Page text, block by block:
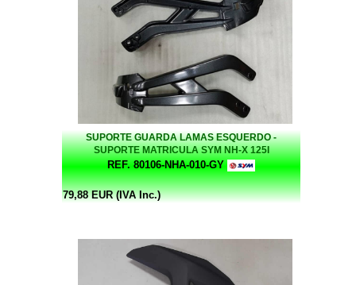
SUPORTE GUARDA LAMAS ESQUERDO -
SUPORTE MATRICULA SYM NH-X 125I
REF. 80106-NHA-010-GY
79,88 EUR (IVA Inc.)